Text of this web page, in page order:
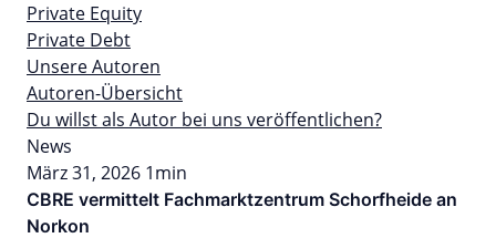
Private Equity
Private Debt
Unsere Autoren
Autoren-Übersicht
Du willst als Autor bei uns veröffentlichen?
News
März 31, 2026 1min
CBRE vermittelt Fachmarktzentrum Schorfheide an
Norkon